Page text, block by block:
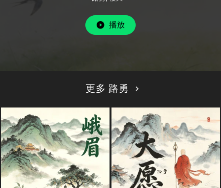
播放
更多 路勇